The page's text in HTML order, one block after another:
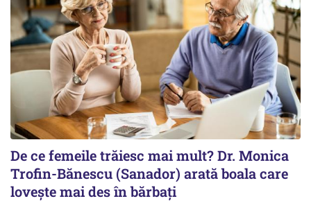
De ce femeile trăiesc mai mult? Dr. Monica
Trofin-Bănescu (Sanador) arată boala care
lovește mai des în bărbați